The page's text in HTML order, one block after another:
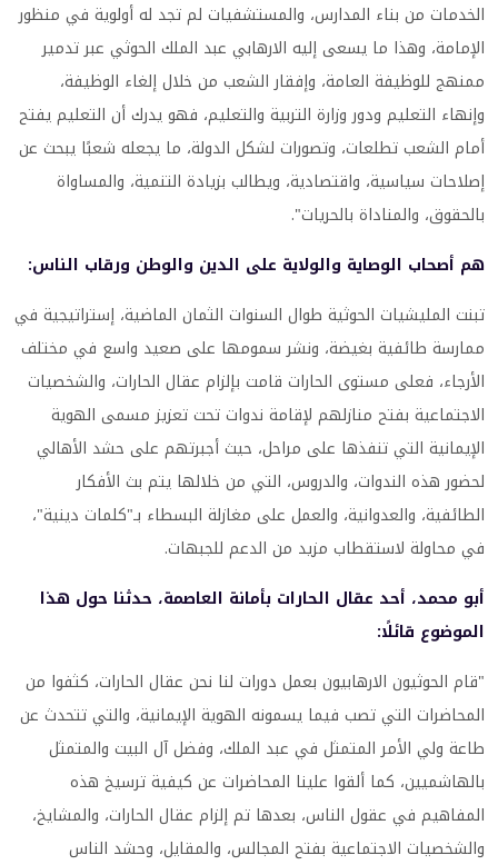
الخدمات من بناء المدارس، والمستشفيات لم تجد له أولوية في منظور
الإمامة، وهذا ما يسعى إليه الارهابي عبد الملك الحوثي عبر تدمير
ممنهج للوظيفة العامة، وإفقار الشعب من خلال إلغاء الوظيفة،
وإنهاء التعليم ودور وزارة التربية والتعليم، فهو يدرك أن التعليم يفتح
أمام الشعب تطلعات، وتصورات لشكل الدولة، ما يجعله شعبًا يبحث عن
إصلاحات سياسية، واقتصادية، ويطالب بزيادة التنمية، والمساواة
بالحقوق، والمناداة بالحريات".
هم أصحاب الوصاية والولاية على الدين والوطن ورقاب الناس:
تبنت المليشيات الحوثية طوال السنوات الثمان الماضية، إستراتيجية في
ممارسة طائفية بغيضة، ونشر سمومها على صعيد واسع في مختلف
الأرجاء، فعلى مستوى الحارات قامت بإلزام عقال الحارات، والشخصيات
الاجتماعية بفتح منازلهم لإقامة ندوات تحت تعزيز مسمى الهوية
الإيمانية التي تنفذها على مراحل، حيث أجبرتهم على حشد الأهالي
لحضور هذه الندوات، والدروس، التي من خلالها يتم بث الأفكار
الطائفية، والعدوانية، والعمل على مغازلة البسطاء بـ"كلمات دينية"،
في محاولة لاستقطاب مزيد من الدعم للجبهات.
أبو محمد، أحد عقال الحارات بأمانة العاصمة، حدثنا حول هذا
الموضوع قائلًا:
"قام الحوثيون الارهابيون بعمل دورات لنا نحن عقال الحارات، كثفوا من
المحاضرات التي تصب فيما يسمونه الهوية الإيمانية، والتي تتحدث عن
طاعة ولي الأمر المتمثل في عبد الملك، وفضل آل البيت والمتمثل
بالهاشميين، كما ألقوا علينا المحاضرات عن كيفية ترسيخ هذه
المفاهيم في عقول الناس، بعدها تم إلزام عقال الحارات، والمشايخ،
والشخصيات الاجتماعية بفتح المجالس، والمقايل، وحشد الناس